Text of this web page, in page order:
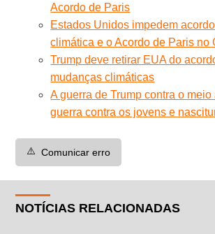
Acordo de Paris
Estados Unidos impedem
climática e o Acordo de Paris no
Trump deve retirar EUA do
mudanças climáticas
A guerra de Trump contra o
guerra contra os jovens e
⚠️ Comunicar erro
NOTÍCIAS RELACIONADAS